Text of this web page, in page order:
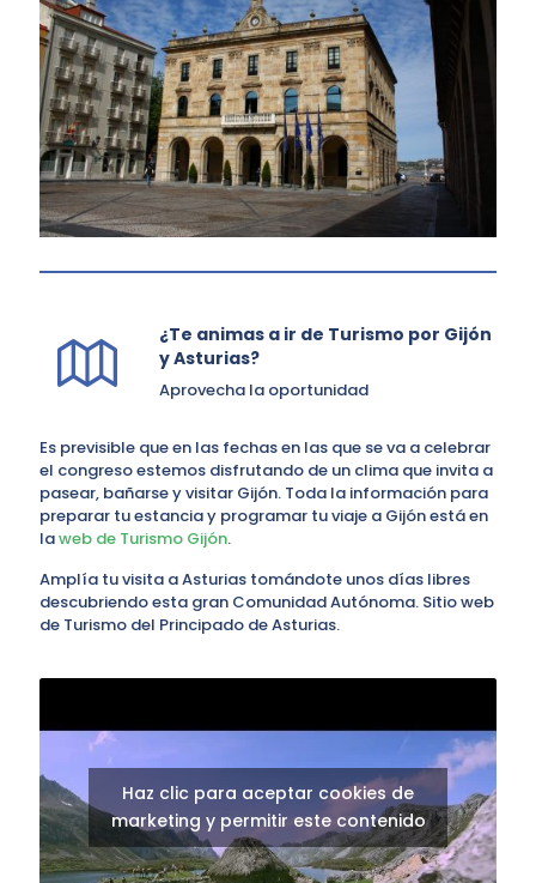
¿Te animas a ir de Turismo por Gijón
y Asturias?
Aprovecha la oportunidad
Es previsible que en las fechas en las que se va a celebrar
el congreso estemos disfrutando de un clima que invita a
pasear, bañarse y visitar Gijón. Toda la información para
preparar tu estancia y programar tu viaje a Gijón está en
laweb de Turismo Gijón.
Amplía tu visita a Asturias tomándote unos días libres
descubriendo esta gran Comunidad Autónoma. Sitio web
de Turismo del Principado de Asturias.
Haz clic para aceptar cookies de
marketing y permitir este contenido